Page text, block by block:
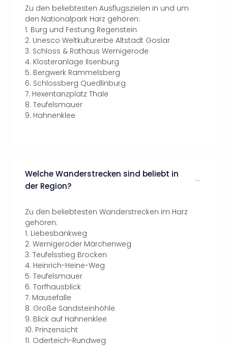
Zu den beliebtesten Ausflugszielen in und um
den Nationalpark Harz gehören:
1. Burg und Festung Regenstein
2. Unesco Weltkulturerbe Altstadt Goslar
3. Schloss & Rathaus Wernigerode
4. Klosteranlage Ilsenburg
5. Bergwerk Rammelsberg
6. Schlossberg Quedlinburg
7. Hexentanzplatz Thale
8. Teufelsmauer
9. Hahnenklee
Welche Wanderstrecken sind beliebt in
der Region?
Zu den beliebtesten Wanderstrecken im Harz
gehören:
1. Liebesbankweg
2. Wernigeröder Märchenweg
3. Teufelsstieg Brocken
4. Heinrich-Heine-Weg
5. Teufelsmauer
6. Torfhausblick
7. Mausefalle
8. Große Sandsteinhöhle
9. Blick auf Hahnenklee
10. Prinzensicht
11. Oderteich-Rundweg